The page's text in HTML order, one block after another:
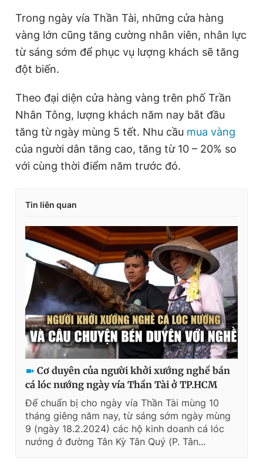
Trong ngày vía Thần Tài, những cửa hàng
vàng lớn cũng tăng cường nhân viên, nhân lực
từ sáng sớm để phục vụ lượng khách sẽ tăng
đột biến.
Theo đại diện cửa hàng vàng trên phố Trần
Nhân Tông, lượng khách năm nay bắt đầu
tăng từ ngày mùng 5 tết. Nhu cầu mua vàng
của người dân tăng cao, tăng từ 10 – 20% so
với cùng thời điểm năm trước đó.
Tin liên quan
Cơ duyên của người khởi xướng nghề bán
cá lóc nướng ngày vía Thần Tài ở TP.HCM
Để chuẩn bị cho ngày vía Thần Tài mùng 10
tháng giêng năm nay, từ sáng sớm ngày mùng
9 (ngày 18.2.2024) các hộ kinh doanh cá lóc
nướng ở đường Tân Kỳ Tân Quý (P. Tân...